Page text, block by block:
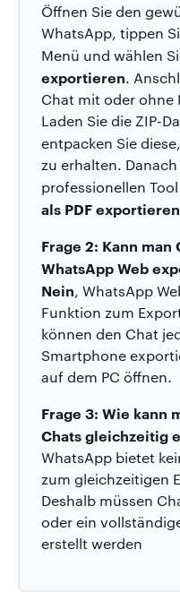
Öffnen Sie den
WhatsApp, tippen
Menü und wählen
exportieren.
Chat mit oder ohne
Laden Sie die ZIP-
entpacken Sie
zu erhalten.
professionellen
als PDF exportieren
Frage 2: Kann man
WhatsApp Web
Nein, WhatsApp
Funktion zum
können den Chat
Smartphone
auf dem PC öffnen.
Frage 3: Wie kann
Chats gleichzeitig
WhatsApp bietet
zum gleichzeitigen
Deshalb müssen
oder ein
erstellt werden